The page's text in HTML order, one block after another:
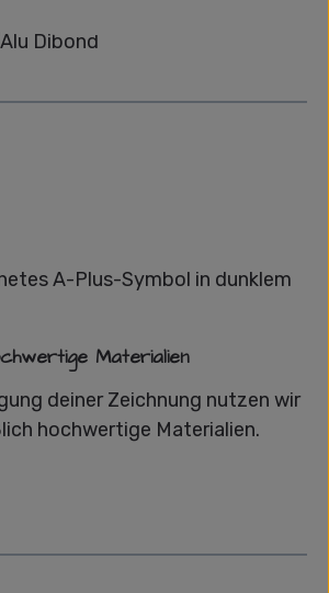
Materialien
deiner Zeichnung nutzen wir
hochwertige Materialien.